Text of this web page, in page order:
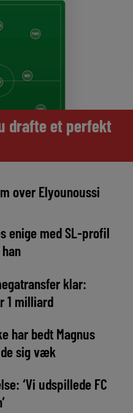
drafte et perfekt
over Elyounoussi
enige med SL-profil
klar:
1 milliard
har bedt Magnus
sig væk
‘Vi udspillede FC